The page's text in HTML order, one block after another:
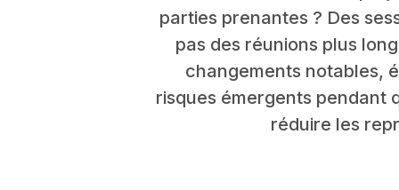
parties prenantes ? Des
pas des réunions plus
changements notables,
risques émergents pendant
réduire les